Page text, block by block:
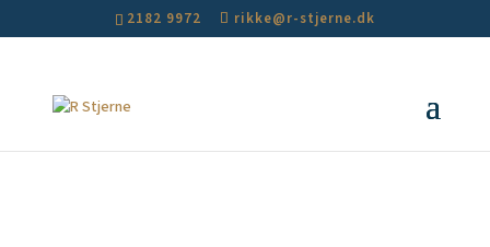
2182 9972 rikke@r-stjerne.dk